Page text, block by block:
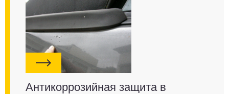
Антикоррозийная защита в